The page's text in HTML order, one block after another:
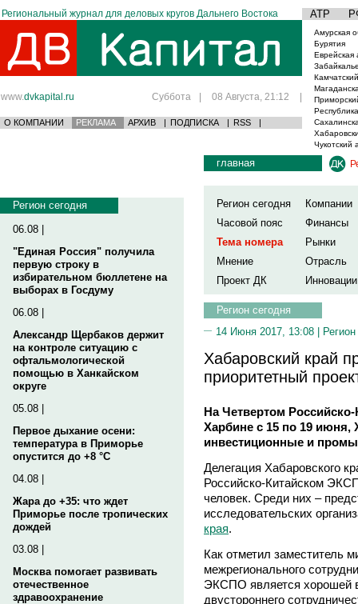
Региональный журнал для деловых кругов Дальнего Востока АТР
www.dvkapital.ru Суббота | 08 Августа, 21:12 |
О КОМПАНИИ РЕКЛАМА АРХИВ | ПОДПИСКА | RSS |
Амурская
Бурятия
Еврейская
Чукотский
Регион сегодня
06.08 |
"Единая Россия" получила
первую строку в
избирательном бюллетене на
выборах в Госдуму
06.08 |
Александр Щербаков держит
на контроле ситуацию с
офтальмологической
помощью в Ханкайском
округе
05.08 |
Первое дыхание осени:
температура в Приморье
опустится до +8 °C
04.08 |
Жара до +35: что ждет
Приморье после тропических
дождей
03.08 |
Москва помогает развивать
отечественное
здравоохранение
главная
Регион сегодня
Компании
Часовой пояс
Финансы
Тема номера
Рынки
Мнение
Отрасль
Проект ДК
Инновации
Регион сегодня
14 Июня 2017, 13:08 |
Хабаровский край
приоритетный
На Четвертом
Харбине с 15 по 19 июня,
инвестиционные и
Делегация Хабаровского
Российско-Китайском
человек. Среди них –
исследовательских
края.
Как отметил заместитель
межрегионального
ЭКСПО является хорошей
двустороннего